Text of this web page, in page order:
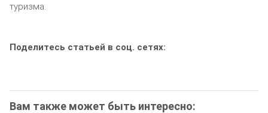
туризма.
Поделитесь статьей в соц. сетях:
Вам также может быть интересно: